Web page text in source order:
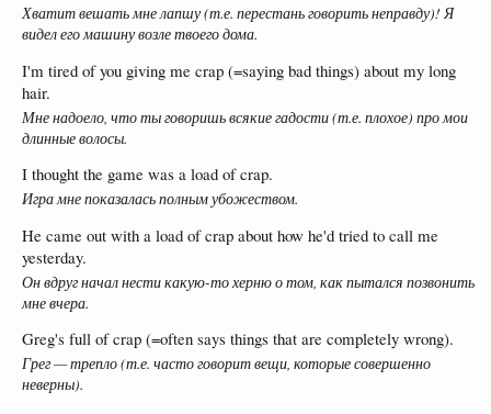
Хватит вешать мне лапшу (т.е. перестань говорить неправду)! Я
видел его машину возле твоего дома.
I'm tired of you giving me crap (=saying bad things) about my long
hair.
Мне надоело, что ты говоришь всякие гадости (т.е. плохое) про мои
длинные волосы.
I thought the game was a load of crap.
Игра мне показалась полным убожеством.
He came out with a load of crap about how he'd tried to call me
yesterday.
Он вдруг начал нести какую-то херню о том, как пытался позвонить
мне вчера.
Greg's full of crap (=often says things that are completely wrong).
Грег — трепло (т.е. часто говорит вещи, которые совершенно
неверны).